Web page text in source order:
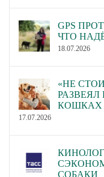
GPS
ЧТО
18.07.2026
«НЕ
КОШКАХ
17.07.2026
СОБАКИ